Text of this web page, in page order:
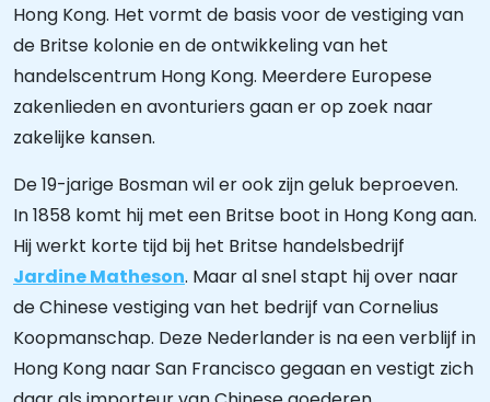
Hong Kong. Het vormt de basis voor de vestiging van
de Britse kolonie en de ontwikkeling van het
handelscentrum Hong Kong. Meerdere Europese
zakenlieden en avonturiers gaan er op zoek naar
zakelijke kansen.
De 19-jarige Bosman wil er ook zijn geluk beproeven.
In 1858 komt hij met een Britse boot in Hong Kong aan.
Hij werkt korte tijd bij het Britse handelsbedrijf
Jardine Matheson. Maar al snel stapt hij over naar
de Chinese vestiging van het bedrijf van Cornelius
Koopmanschap. Deze Nederlander is na een verblijf in
Hong Kong naar San Francisco gegaan en vestigt zich